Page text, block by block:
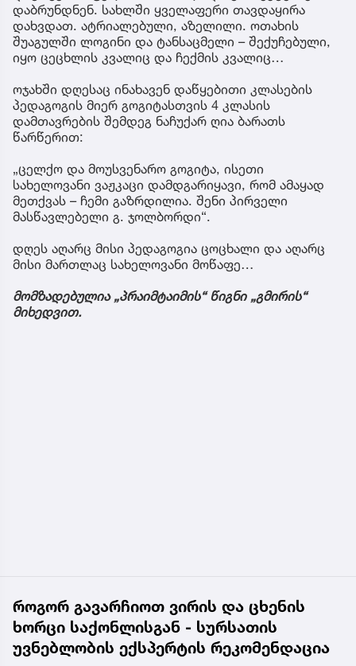
დაბრუნდნენ. სახლში ყველაფერი თავდაყირა
დახვდათ. ატრიალებული, აზელილი. ოთახის
შუაგულში ლოგინი და ტანსაცმელი – შექუჩებული,
იყო ცეცხლის კვალიც და ჩექმის კვალიც…
ოჯახში დღესაც ინახავენ დაწყებითი კლასების
პედაგოგის მიერ გოგიტასთვის 4 კლასის
დამთავრების შემდეგ ნაჩუქარ ღია ბარათს
წარწერით:
„ცელქო და მოუსვენარო გოგიტა, ისეთი
სახელოვანი ვაჟკაცი დამდგარიყავი, რომ ამაყად
მეთქვას – ჩემი გაზრდილია. შენი პირველი
მასწავლებელი გ. ჯოლბორდი“.
დღეს აღარც მისი პედაგოგია ცოცხალი და აღარც
მისი მართლაც სახელოვანი მოწაფე…
მომზადებულია „პრაიმტაიმის“ წიგნი „გმირის“
მიხედვით.
როგორ გავარჩიოთ ვირის და ცხენის
ხორცი საქონლისგან - სურსათის
უვნებლობის ექსპერტის რეკომენდაცია